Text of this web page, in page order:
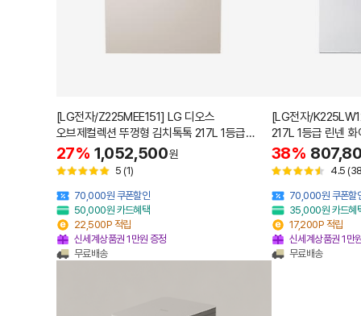
[LG전자/Z225MEE151] LG 디오스
오브제컬렉션 뚜껑형 김치톡톡 217L 1등급
베이지 설치포함
27% 1,052,500원
5 (1)
70,000원 쿠폰할인
50,000원 카드혜택
22,500P 적립
신세계상품권 1만원 증정
무료배송
[LG전자/
217L 1등급 린넨
38%
4.5
70,000원 쿠폰할
35,000원 카드혜
17,200P 적립
신세계상품권 1만
무료배송